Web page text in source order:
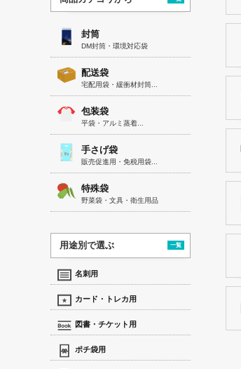
封筒
DM封筒・環境対応袋
配送袋
宅配用袋・緩衝材封筒...
包装袋
平袋・アルミ蒸着...
手さげ袋
販売促進用・免税用袋...
特殊袋
野菜袋・文具・衛生用品
用途別で選ぶ 一覧
名刺用
カード・トレカ用
図書・チケット用
ポチ袋用